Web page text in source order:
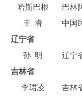
哈斯巴根
巴林
王 睿
中国
辽宁省
孙 明
辽宁
吉林省
李珺凌
吉林